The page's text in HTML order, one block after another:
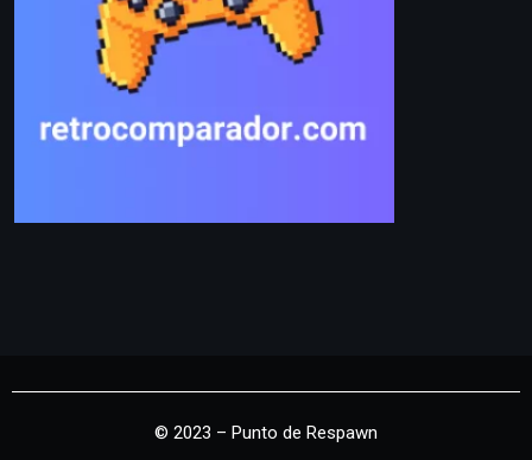
© 2023 – Punto de Respawn